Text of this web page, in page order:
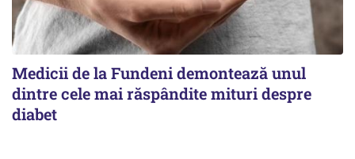
Medicii de la Fundeni demontează unul
dintre cele mai răspândite mituri despre
diabet